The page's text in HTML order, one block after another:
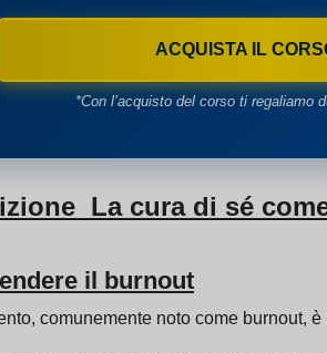
ACQUISTA IL
*Con l’acquisto del corso ti regaliamo
La cura di sé
il burnout
comunemente noto come burnout,